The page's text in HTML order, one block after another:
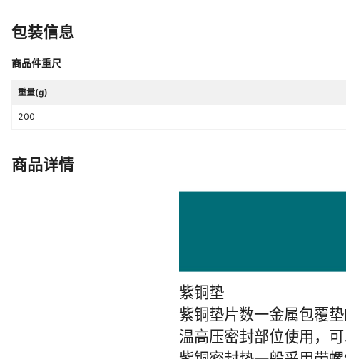
包装信息
商品件重尺
重量(g)
200
商品详情